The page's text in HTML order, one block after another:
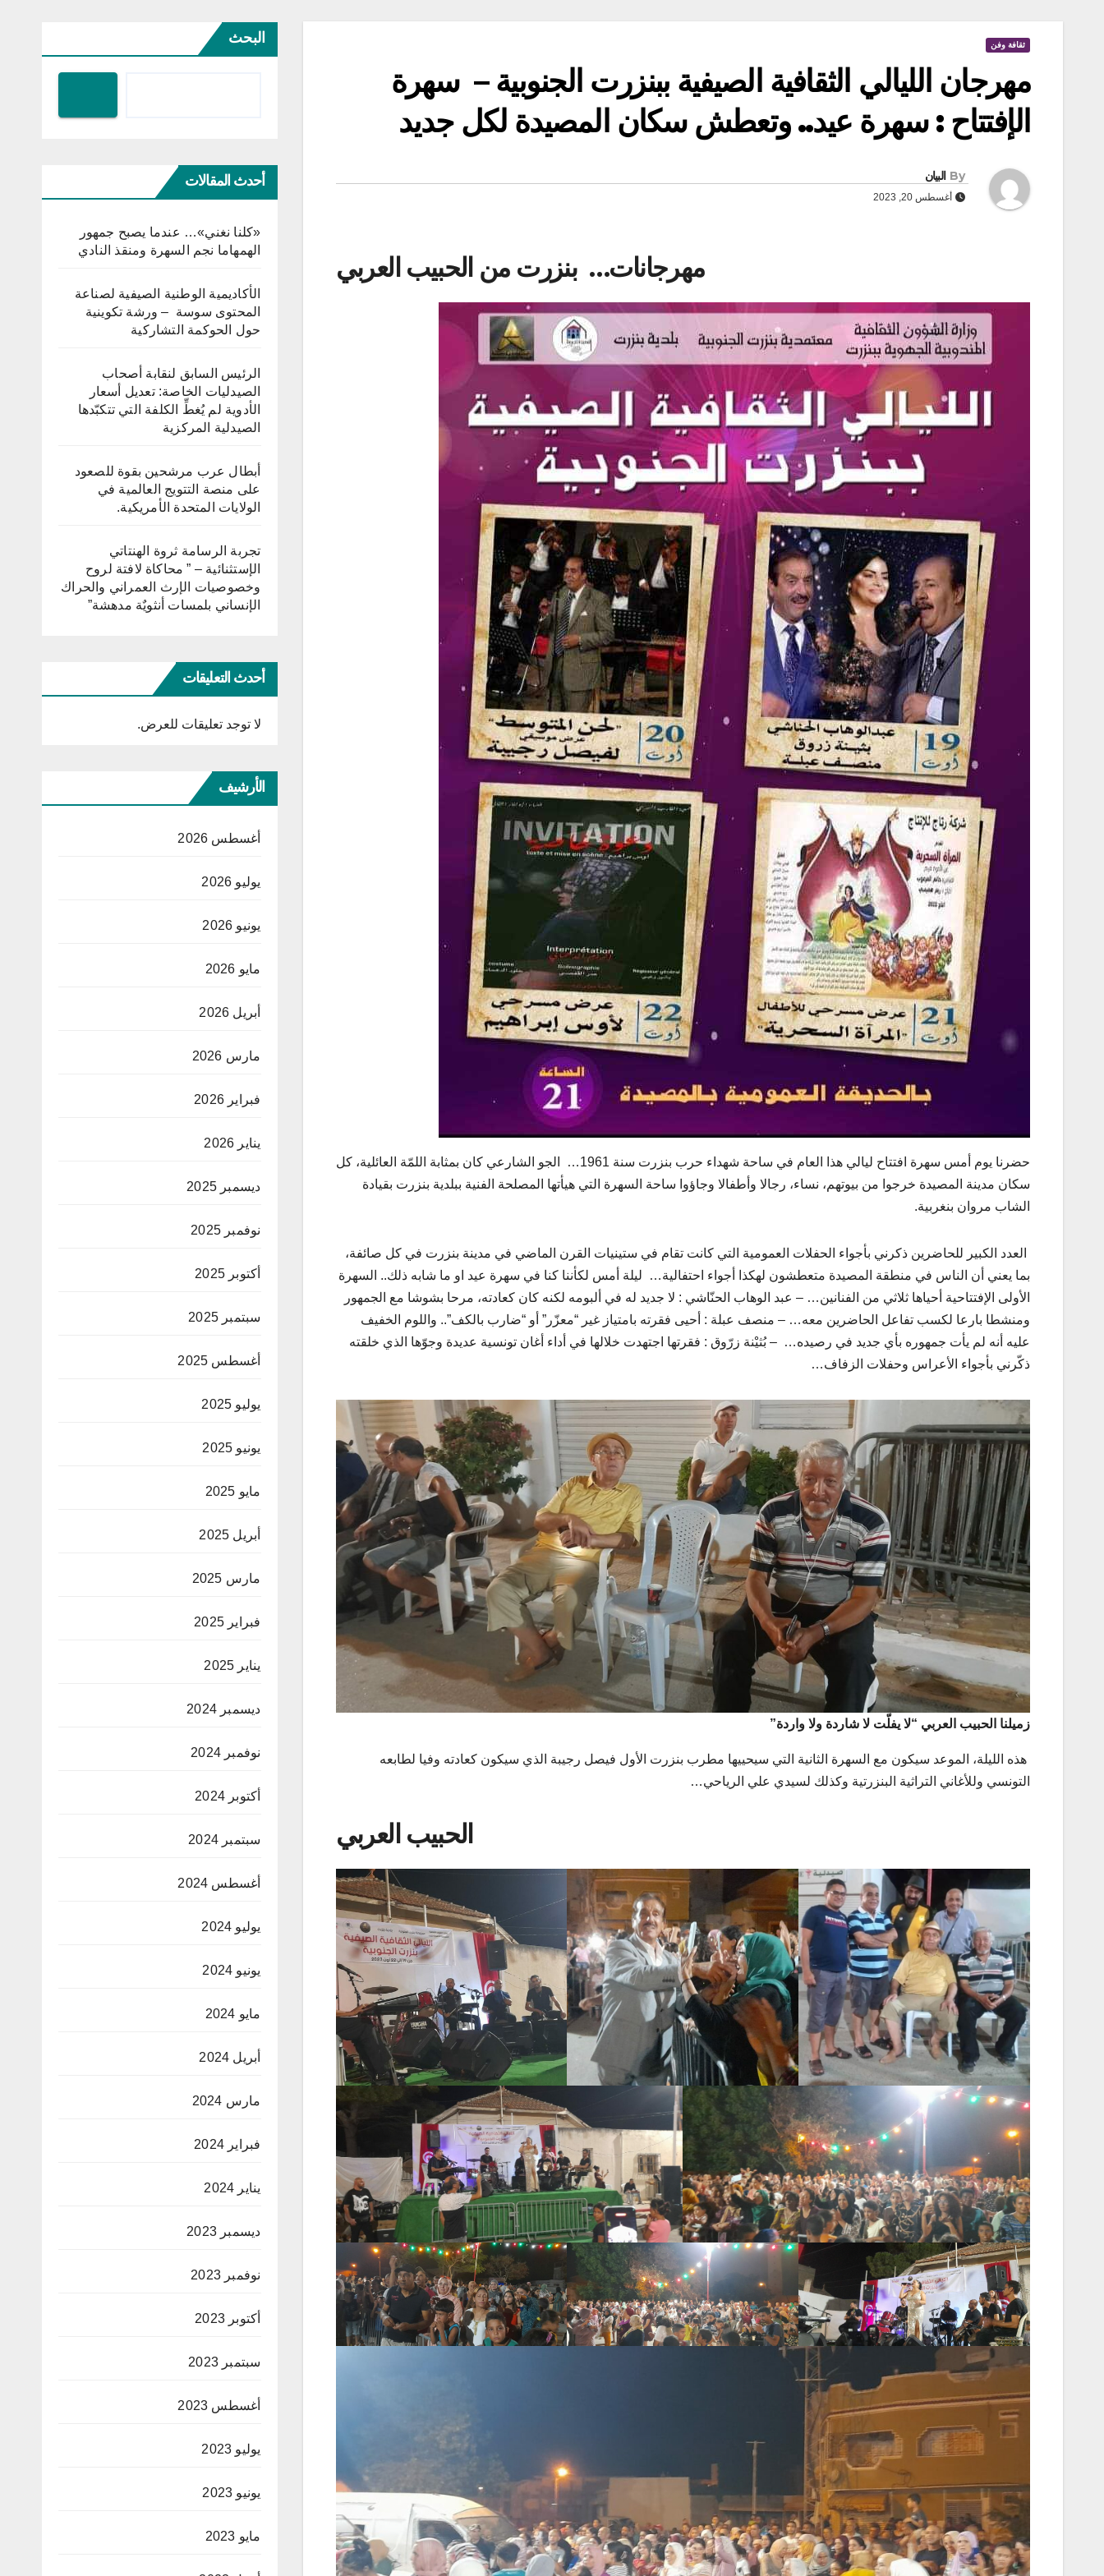
ثقافة وفن
مهرجان الليالي الثقافية الصيفية ببنزرت الجنوبية – سهرة
الإفتتاح : سهرة عيد.. وتعطش سكان المصيدة لكل جديد
By البيان
أغسطس 20, 2023
مهرجانات… بنزرت من الحبيب العربي
حضرنا يوم أمس سهرة افتتاح ليالي هذا العام في ساحة شهداء حرب بنزرت سنة 1961… الجو الشارعي كان بمثابة اللمّة العائلية، كل
سكان مدينة المصيدة خرجوا من بيوتهم، نساء، رجالا وأطفالا وجاؤوا ساحة السهرة التي هيأتها المصلحة الفنية ببلدية بنزرت بقيادة
الشاب مروان بنغربية.
العدد الكبير للحاضرين ذكرني بأجواء الحفلات العمومية التي كانت تقام في ستينيات القرن الماضي في مدينة بنزرت في كل صائفة،
بما يعني أن الناس في منطقة المصيدة متعطشون لهكذا أجواء احتفالية… ليلة أمس لكأننا كنا في سهرة عيد او ما شابه ذلك.. السهرة
الأولى الإفتتاحية أحياها ثلاثي من الفنانين… – عبد الوهاب الحنّاشي : لا جديد له في ألبومه لكنه كان كعادته، مرحا بشوشا مع الجمهور
ومنشطا بارعا لكسب تفاعل الحاضرين معه… – منصف عبلة : أحيى فقرته بامتياز غير “معزّر” أو “ضارب بالكف”.. واللوم الخفيف
عليه أنه لم يأت جمهوره بأي جديد في رصيده… – بُثيْنة زرّوق : فقرتها اجتهدت خلالها في أداء أغان تونسية عديدة وجوّها الذي خلقته
ذكّرني بأجواء الأعراس وحفلات الزفاف…
زميلنا الحبيب العربي “لا يفلّت لا شاردة ولا واردة”
هذه الليلة، الموعد سيكون مع السهرة الثانية التي سيحييها مطرب بنزرت الأول فيصل رجيبة الذي سيكون كعادته وفيا لطابعه
التونسي وللأغاني التراثية البنزرتية وكذلك لسيدي علي الرياحي…
الحبيب العربي
البحث
أحدث المقالات
«كلنا نغني»… عندما يصبح جمهور
الهمهاما نجم السهرة ومنقذ النادي
الأكاديمية الوطنية الصيفية لصناعة
المحتوى سوسة – ورشة تكوينية
حول الحوكمة التشاركية
الرئيس السابق لنقابة أصحاب
الصيدليات الخاصة: تعديل أسعار
الأدوية لم يُغطِّ الكلفة التي تتكبّدها
الصيدلية المركزية
أبطال عرب مرشحين بقوة للصعود
على منصة التتويج العالمية في
الولايات المتحدة الأمريكية.
تجربة الرسامة ثروة الهنتاتي
الإستثنائية – ” محاكاة لافتة لروح
وخصوصيات الإرث العمراني والحراك
الإنساني بلمسات أنثويٌة مدهشة”
أحدث التعليقات
لا توجد تعليقات للعرض.
الأرشيف
أغسطس 2026
يوليو 2026
يونيو 2026
مايو 2026
أبريل 2026
مارس 2026
فبراير 2026
يناير 2026
ديسمبر 2025
نوفمبر 2025
أكتوبر 2025
سبتمبر 2025
أغسطس 2025
يوليو 2025
يونيو 2025
مايو 2025
أبريل 2025
مارس 2025
فبراير 2025
يناير 2025
ديسمبر 2024
نوفمبر 2024
أكتوبر 2024
سبتمبر 2024
أغسطس 2024
يوليو 2024
يونيو 2024
مايو 2024
أبريل 2024
مارس 2024
فبراير 2024
يناير 2024
ديسمبر 2023
نوفمبر 2023
أكتوبر 2023
سبتمبر 2023
أغسطس 2023
يوليو 2023
يونيو 2023
مايو 2023